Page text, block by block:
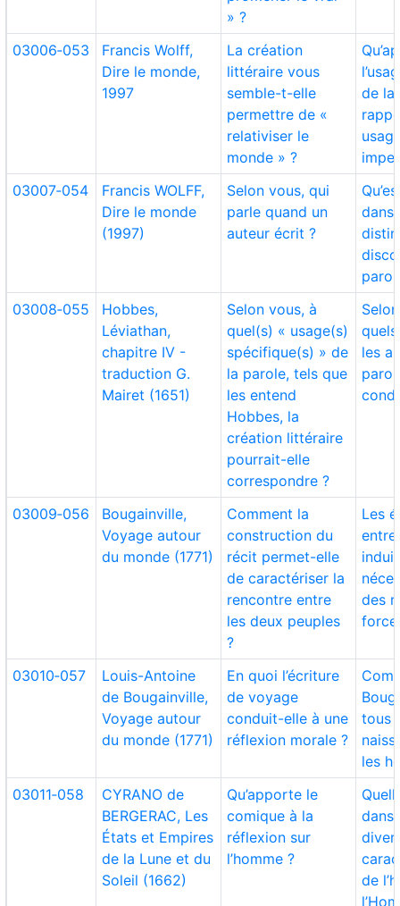
» ?
03006‑053
Francis Wolff,
Dire le monde,
1997
La création
littéraire vous
semble-t-elle
permettre de «
relativiser le
monde » ?
de la
03007‑054
Francis WOLFF,
Dire le monde
(1997)
Selon vous, qui
parle quand un
auteur écrit ?
dans
03008‑055
Hobbes,
Léviathan,
chapitre IV -
traduction G.
Mairet (1651)
Selon vous, à
quel(s) « usage(s)
spécifique(s) » de
la parole, tels que
les entend
Hobbes, la
création littéraire
pourrait-elle
correspondre ?
les
03009‑056
Bougainville,
Voyage autour
du monde (1771)
Comment la
construction du
récit permet-elle
de caractériser la
rencontre entre
les deux peuples
?
Les
entre
des
force
03010‑057
Louis-Antoine
de Bougainville,
Voyage autour
du monde (1771)
En quoi l’écriture
de voyage
conduit-elle à une
réflexion morale ?
tous
les
03011‑058
CYRANO de
BERGERAC, Les
États et Empires
de la Lune et du
Soleil (1662)
Qu’apporte le
comique à la
réflexion sur
l’homme ?
dans
de